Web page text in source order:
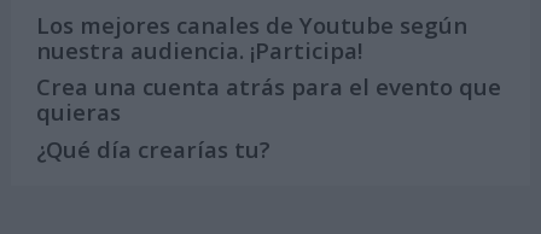
Los mejores canales de Youtube según
nuestra audiencia. ¡Participa!
Crea una cuenta atrás para el evento que
quieras
¿Qué día crearías tu?